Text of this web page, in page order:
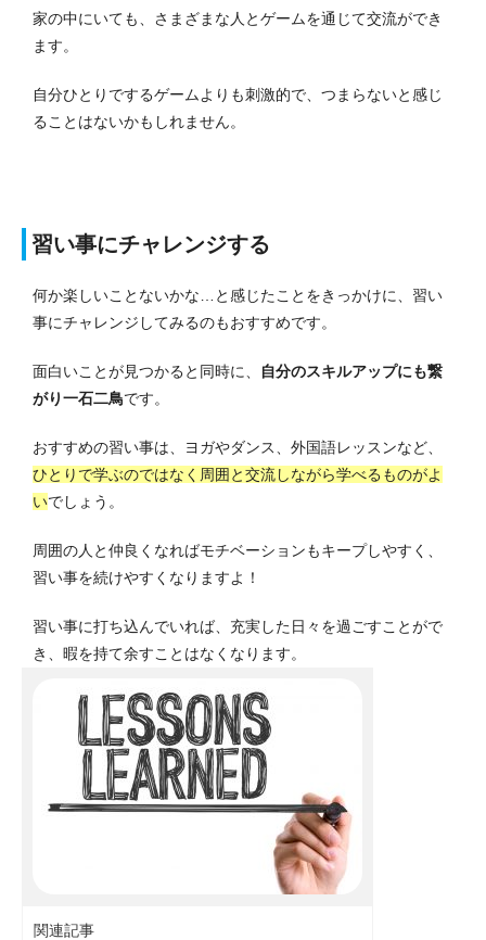
家の中にいても、さまざまな人とゲームを通じて交流ができ
ます。
自分ひとりでするゲームよりも刺激的で、つまらないと感じ
ることはないかもしれません。
習い事にチャレンジする
何か楽しいことないかな…と感じたことをきっかけに、習い
事にチャレンジしてみるのもおすすめです。
面白いことが見つかると同時に、
自分のスキルアップにも繋
がり一石二鳥です。
おすすめの習い事は、ヨガやダンス、外国語レッスンなど、
ひとりで学ぶのではなく周囲と交流しながら学べるものがよ
いでしょう。
周囲の人と仲良くなればモチベーションもキープしやすく、
習い事を続けやすくなりますよ！
習い事に打ち込んでいれば、充実した日々を過ごすことがで
き、暇を持て余すことはなくなります。
関連記事